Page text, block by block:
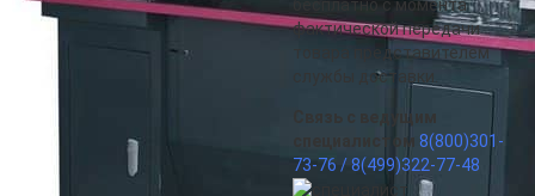
бесплатно с момента
фактической передачи
товара представителем
службы доставки.
Связь с ведущим
специалистом 8(800)301-
73-76 /8(499)322-77-48